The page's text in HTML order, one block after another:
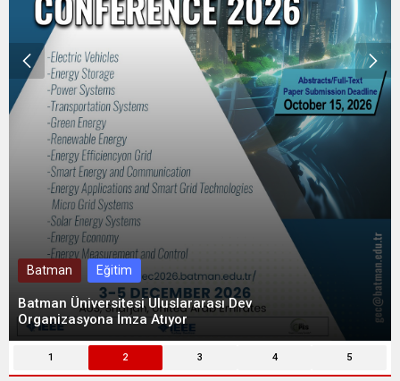
Batman Eğitim
Batman Üniversitesi Uluslararası Dev
Organizasyona İmza Atıyor
1 2 3 4 5